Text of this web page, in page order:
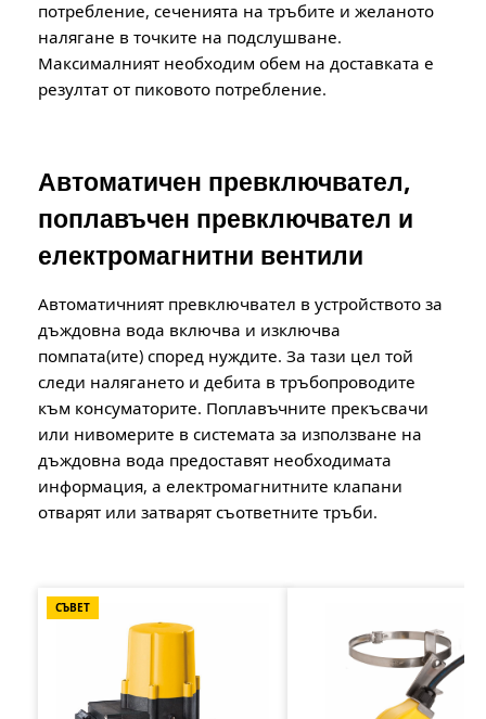
потребление, сеченията на тръбите и желаното
налягане в точките на подслушване.
Максималният необходим обем на доставката е
резултат от пиковото потребление.
Автоматичен превключвател,
поплавъчен превключвател и
електромагнитни вентили
Автоматичният превключвател в устройството за
дъждовна вода включва и изключва
помпата(ите) според нуждите. За тази цел той
следи налягането и дебита в тръбопроводите
към консуматорите. Поплавъчните прекъсвачи
или нивомерите в системата за използване на
дъждовна вода предоставят необходимата
информация, а електромагнитните клапани
отварят или затварят съответните тръби.
СЪВЕТ